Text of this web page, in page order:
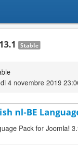
Stable
4 novembre 2019
nl-BE
Pack for Joomla!